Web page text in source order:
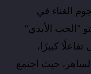
الغناء في
"الحب الأبدي"
كبيرًا،
حيث اجتمع